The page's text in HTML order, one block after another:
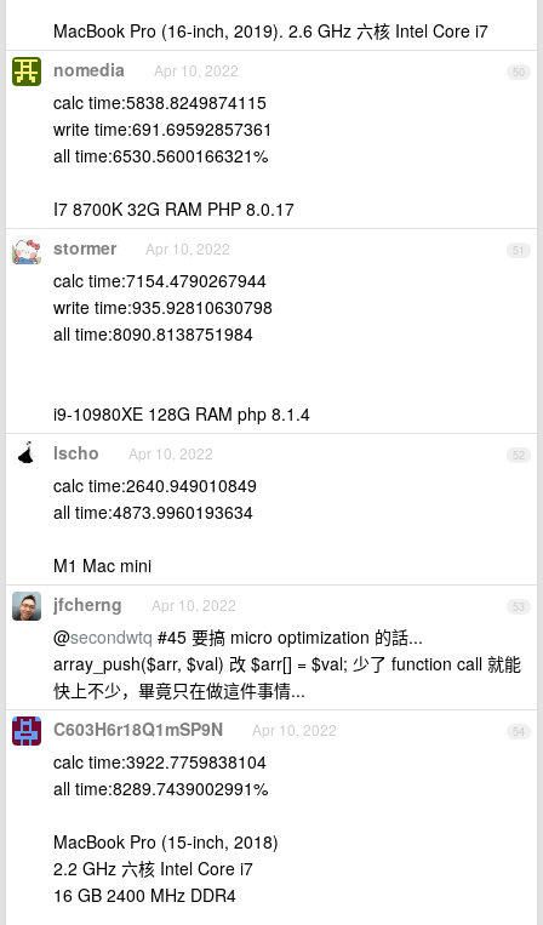
MacBook Pro (16-inch, 2019). 2.6 GHz 六核 Intel Core i7
50
nomedia Apr 10, 2022
calc time:5838.8249874115
write time:691.69592857361
all time:6530.5600166321%
I7 8700K 32G RAM PHP 8.0.17
51
stormer Apr 10, 2022
calc time:7154.4790267944
write time:935.92810630798
all time:8090.8138751984
i9-10980XE 128G RAM php 8.1.4
52
lscho Apr 10, 2022
calc time:2640.949010849
all time:4873.9960193634
M1 Mac mini
53
jfcherng Apr 10, 2022
@secondwtq #45 要搞 micro optimization 的話...
array_push($arr, $val) 改 $arr[] = $val; 少了 function call 就能
快上不少，畢竟只在做這件事情...
54
C603H6r18Q1mSP9N Apr 10, 2022
calc time:3922.7759838104
all time:8289.7439002991%
MacBook Pro (15-inch, 2018)
2.2 GHz 六核 Intel Core i7
16 GB 2400 MHz DDR4